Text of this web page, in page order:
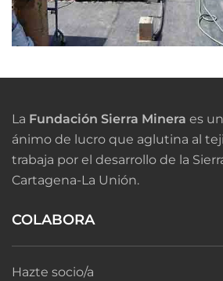
La Fundación Sierra Minera es
ánimo de lucro que aglutina al
trabaja por el desarrollo de la
Cartagena-La Unión.
COLABORA
Hazte socio/a